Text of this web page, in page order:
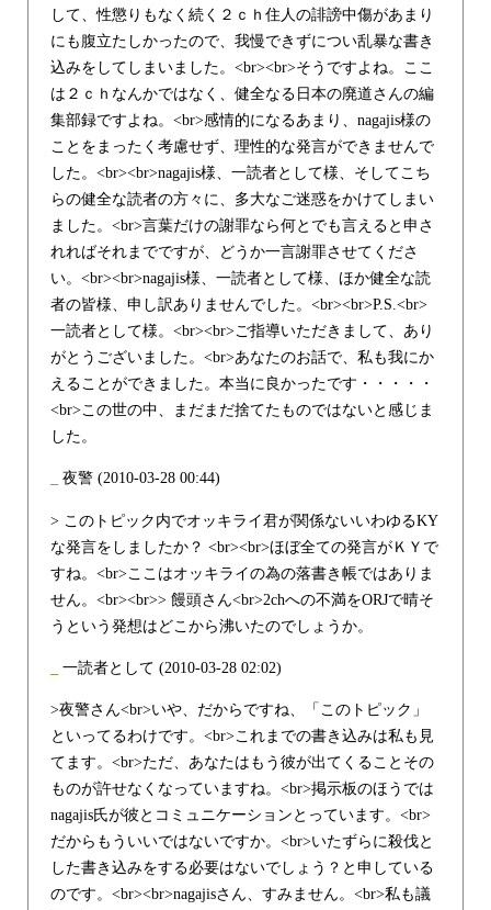
して、性懲りもなく続く２ｃｈ住人の誹謗中傷があまり
にも腹立たしかったので、我慢できずについ乱暴な書き
込みをしてしまいました。<br><br>そうですよね。ここ
は２ｃｈなんかではなく、健全なる日本の廃道さんの編
集部録ですよね。<br>感情的になるあまり、nagajis様の
ことをまったく考慮せず、理性的な発言ができませんで
した。<br><br>nagajis様、一読者として様、そしてこち
らの健全な読者の方々に、多大なご迷惑をかけてしまい
ました。<br>言葉だけの謝罪なら何とでも言えると申さ
れればそれまでですが、どうか一言謝罪させてくださ
い。<br><br>nagajis様、一読者として様、ほか健全な読
者の皆様、申し訳ありませんでした。<br><br>P.S.<br>
一読者として様。<br><br>ご指導いただきまして、あり
がとうございました。<br>あなたのお話で、私も我にか
えることができました。本当に良かったです・・・・・
<br>この世の中、まだまだ捨てたものではないと感じま
した。
夜警 (2010-03-28 00:44)
> このトピック内でオッキライ君が関係ないいわゆるKY
な発言をしましたか？ <br><br>ほぼ全ての発言がＫＹで
すね。<br>ここはオッキライの為の落書き帳ではありま
せん。<br><br>> 饅頭さん<br>2chへの不満をORJで晴そ
うという発想はどこから沸いたのでしょうか。
一読者として (2010-03-28 02:02)
>夜警さん<br>いや、だからですね、「このトピック」
といってるわけです。<br>これまでの書き込みは私も見
てます。<br>ただ、あなたはもう彼が出てくることその
ものが許せなくなっていますね。<br>掲示板のほうでは
nagajis氏が彼とコミュニケーションとっています。<br>
だからもういいではないですか。<br>いたずらに殺伐と
した書き込みをする必要はないでしょう？と申している
のです。<br><br>nagajisさん、すみません。<br>私も議